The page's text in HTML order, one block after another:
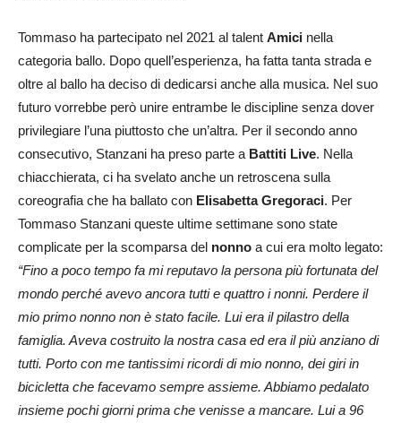
Tommaso ha partecipato nel 2021 al talent Amici nella
categoria ballo. Dopo quell’esperienza, ha fatta tanta strada e
oltre al ballo ha deciso di dedicarsi anche alla musica. Nel suo
futuro vorrebbe però unire entrambe le discipline senza dover
privilegiare l’una piuttosto che un’altra. Per il secondo anno
consecutivo, Stanzani ha preso parte a Battiti Live. Nella
chiacchierata, ci ha svelato anche un retroscena sulla
coreografia che ha ballato con Elisabetta Gregoraci. Per
Tommaso Stanzani queste ultime settimane sono state
complicate per la scomparsa del nonno a cui era molto legato:
“Fino a poco tempo fa mi reputavo la persona più fortunata del
mondo perché avevo ancora tutti e quattro i nonni. Perdere il
mio primo nonno non è stato facile. Lui era il pilastro della
famiglia. Aveva costruito la nostra casa ed era il più anziano di
tutti. Porto con me tantissimi ricordi di mio nonno, dei giri in
bicicletta che facevamo sempre assieme. Abbiamo pedalato
insieme pochi giorni prima che venisse a mancare. Lui a 96